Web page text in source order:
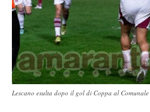
Lescano esulta dopo il gol di Coppa al